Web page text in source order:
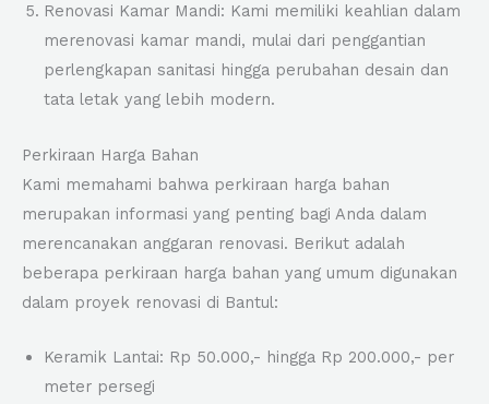
Renovasi Kamar Mandi: Kami memiliki keahlian dalam
merenovasi kamar mandi, mulai dari penggantian
perlengkapan sanitasi hingga perubahan desain dan
tata letak yang lebih modern.
Perkiraan Harga Bahan
Kami memahami bahwa perkiraan harga bahan
merupakan informasi yang penting bagi Anda dalam
merencanakan anggaran renovasi. Berikut adalah
beberapa perkiraan harga bahan yang umum digunakan
dalam proyek renovasi di Bantul:
Keramik Lantai: Rp 50.000,- hingga Rp 200.000,- per
meter persegi